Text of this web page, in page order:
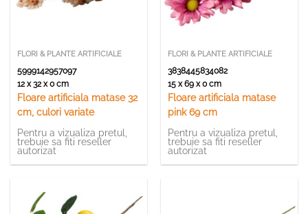
FLORI & PLANTE ARTIFICIALE
5999142957097
12 x 32 x 0 cm
Floare artificiala matase 32
cm, culori variate
Pentru a vizualiza pretul,
trebuie sa fiti reseller
autorizat
FLORI & PLANTE ARTIFICIALE
3838445834082
15 x 69 x 0 cm
Floare artificiala matase
pink 69 cm
Pentru a vizualiza pretul,
trebuie sa fiti reseller
autorizat